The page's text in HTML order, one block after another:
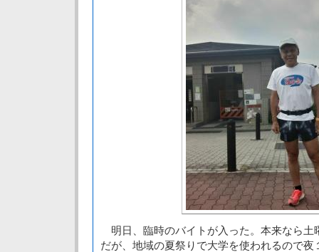
明日、臨時のバイトが入った。本来なら土
だが、地域の夏祭りで大学を使われるので夜